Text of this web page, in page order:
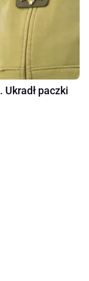
Ukradł paczki